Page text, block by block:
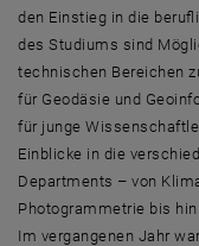
den Einstieg in die
des Studiums sind
technischen Bereichen
für Geodäsie und
für junge
Einblicke in die
Departments – von
Photogrammetrie bis hin
Im vergangenen Jahr